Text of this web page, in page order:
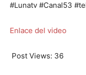
#Lunatv #Canal53
Enlace del video
Post Views: 36